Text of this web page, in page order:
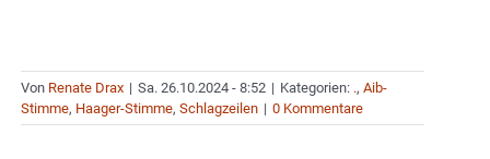
Von Renate Drax | Sa. 26.10.2024 - 8:52 | Kategorien: ., Aib-
Stimme, Haager-Stimme, Schlagzeilen | 0 Kommentare